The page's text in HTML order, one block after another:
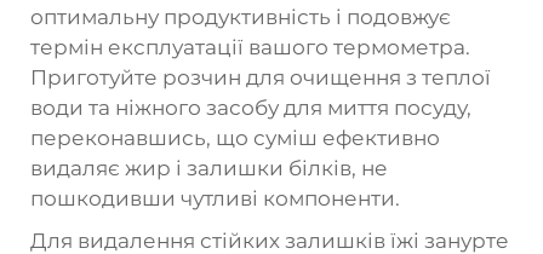
оптимальну продуктивність і подовжує
термін експлуатації вашого термометра.
Приготуйте розчин для очищення з теплої
води та ніжного засобу для миття посуду,
переконавшись, що суміш ефективно
видаляє жир і залишки білків, не
пошкодивши чутливі компоненти.
Для видалення стійких залишків їжі занурте